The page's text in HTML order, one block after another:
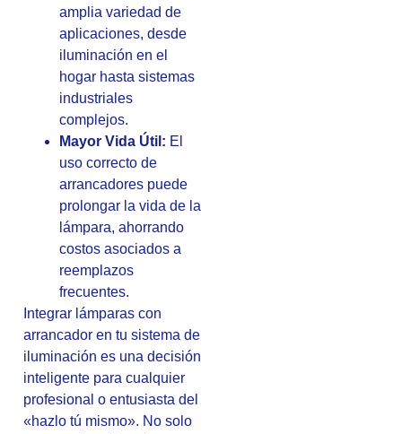
amplia variedad de
aplicaciones, desde
iluminación en el
hogar hasta sistemas
industriales
complejos.
Mayor Vida Útil: El
uso correcto de
arrancadores puede
prolongar la vida de la
lámpara, ahorrando
costos asociados a
reemplazos
frecuentes.
Integrar lámparas con
arrancador en tu sistema de
iluminación es una decisión
inteligente para cualquier
profesional o entusiasta del
«hazlo tú mismo». No solo